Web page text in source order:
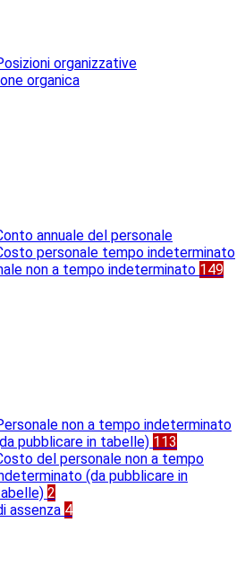
organizzative
organica
annuale del personale
personale tempo indeterminato
non a tempo indeterminato 149
non a tempo indeterminato
pubblicare in tabelle) 113
del personale non a tempo
(da pubblicare in
2
assenza 4